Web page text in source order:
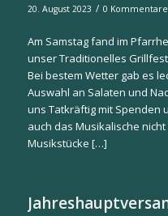
20. August 2023 / 0 Kommentare
Am Samstag fand im
unser Traditionelles
Bei bestem Wetter gab es
Auswahl an Salaten und
uns Tatkräftig mit Spenden
auch das Musikalische
Musikstücke […]